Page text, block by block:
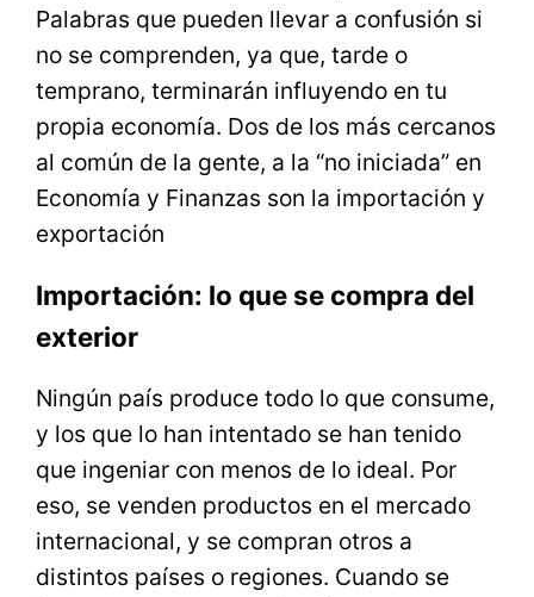
Palabras que pueden llevar a confusión si
no se comprenden, ya que, tarde o
temprano, terminarán influyendo en tu
propia economía. Dos de los más cercanos
al común de la gente, a la “no iniciada” en
Economía y Finanzas son la importación y
exportación
Importación: lo que se compra del
exterior
Ningún país produce todo lo que consume,
y los que lo han intentado se han tenido
que ingeniar con menos de lo ideal. Por
eso, se venden productos en el mercado
internacional, y se compran otros a
distintos países o regiones. Cuando se